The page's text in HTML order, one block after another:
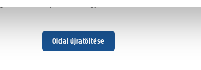
Oldal újratöltése